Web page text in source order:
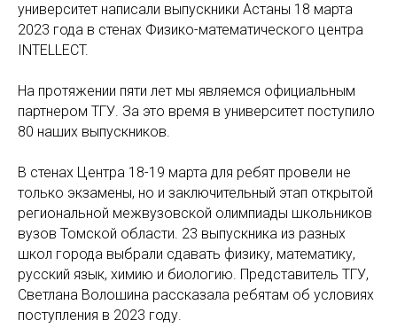
университет написали выпускники Астаны 18 марта
2023 года в стенах Физико-математического центра
INTELLECT.
На протяжении пяти лет мы являемся официальным
партнером ТГУ. За это время в университет поступило
80 наших выпускников.
В стенах Центра 18-19 марта для ребят провели не
только экзамены, но и заключительный этап открытой
региональной межвузовской олимпиады школьников
вузов Томской области. 23 выпускника из разных
школ города выбрали сдавать физику, математику,
русский язык, химию и биологию. Представитель ТГУ,
Светлана Волошина рассказала ребятам об условиях
поступления в 2023 году.